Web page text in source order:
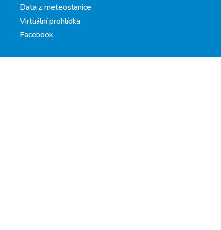
Data z meteostanice
Virtuální prohlídka
Facebook